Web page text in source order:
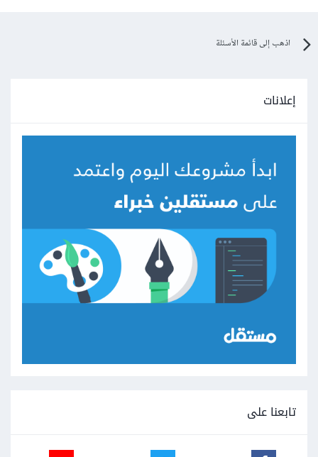
اذهب إلى قائمة الأسئلة
إعلانات
تابعنا على